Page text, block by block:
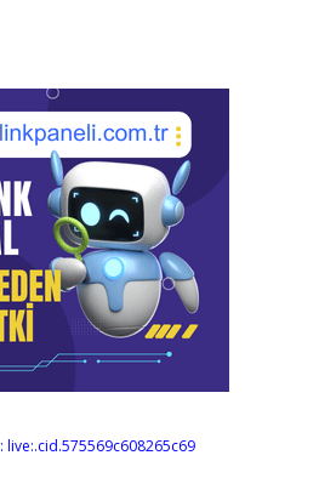
live:.cid.575569c608265c69